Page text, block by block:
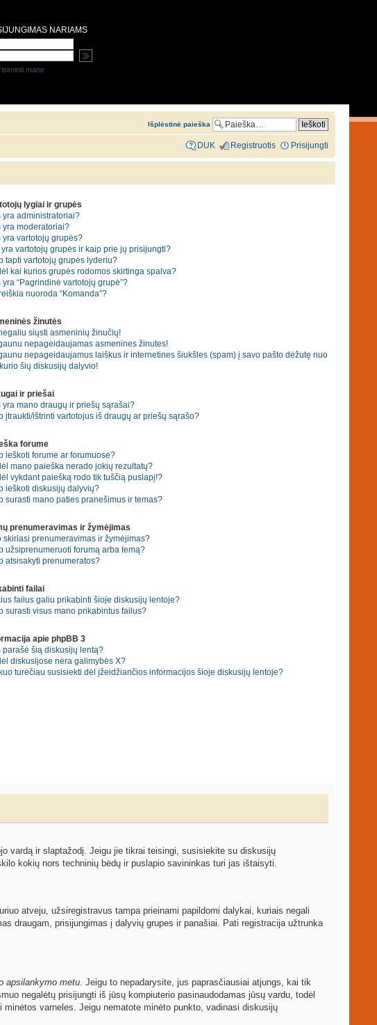
Išplėstinė paieška
DUK Registruotis Prisijungti
lygiai ir grupės
yra administratoriai?
yra moderatoriai?
yra vartotojų grupės?
yra vartotojų grupės ir kaip prie jų prisijungti?
tapti vartotojų grupės lyderiu?
kai kurios grupės rodomos skirtinga spalva?
yra “Pagrindinė vartotojų grupė”?
nuoroda “Komanda”?
žinutės
siųsti asmeninių žinučių!
nepageidaujamas asmenines žinutes!
nepageidaujamus laiškus ir internetines šiukšles (spam) į savo pašto dėžutę nuo
šių diskusijų dalyvio!
ir priešai
yra mano draugų ir priešų sąrašai?
įtraukti/ištrinti vartotojus iš draugų ar priešų sąrašo?
forume
ieškoti forume ar forumuose?
mano paieška nerado jokių rezultatų?
vykdant paiešką rodo tik tuščią puslapį!?
ieškoti diskusijų dalyvių?
surasti mano paties pranešimus ir temas?
prenumeravimas ir žymėjimas
skiriasi prenumeravimas ir žymėjimas?
užsiprenumeruoti forumą arba temą?
atsisakyti prenumeratos?
failai
failus galiu prikabinti šioje diskusijų lentoje?
surasti visus mano prikabintus failus?
apie phpBB 3
parašė šią diskusijų lentą?
diskusijose nėra galimybės X?
turėčiau susisiekti dėl įžeidžiančios informacijos šioje diskusijų lentoje?
vardą ir slaptažodį. Jeigu jie tikrai teisingi, susisiekite su diskusijų
kokių nors techninių bėdų ir puslapio savininkas turi jas ištaisyti.
atveju, užsiregistravus tampa prieinami papildomi dalykai, kuriais negali
draugam, prisijungimas į dalyvių grupes ir panašiai. Pati registracija užtrunka
apsilankymo metu . Jeigu to nepadarysite, jus paprasčiausiai atjungs, kai tik
negalėtų prisijungti iš jūsų kompiuterio pasinaudodamas jūsų vardu, todėl
varneles. Jeigu nematote minėto punkto, vadinasi diskusijų
NARIAMS
mane